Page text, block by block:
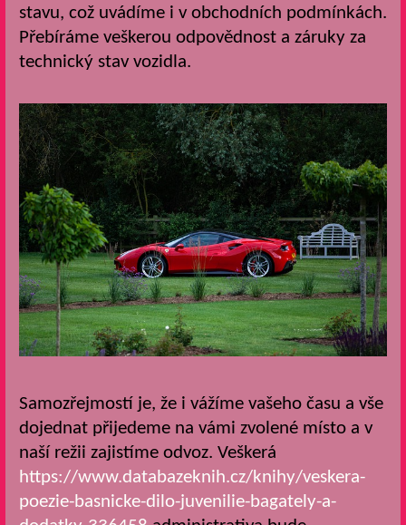
stavu, což uvádíme i v obchodních podmínkách.
Přebíráme veškerou odpovědnost a záruky za
technický stav vozidla.
Samozřejmostí je, že i vážíme vašeho času a vše
dojednat přijedeme na vámi zvolené místo a v
naší režii zajistíme odvoz. Veškerá
https://www.databazeknih.cz/knihy/veskera-
poezie-basnicke-dilo-juvenilie-bagately-a-